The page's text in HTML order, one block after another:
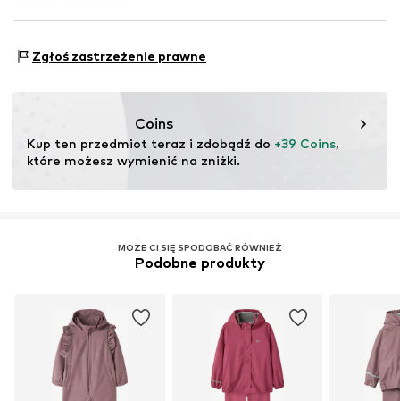
(pre- lub postkonsumenckie). Korzystanie z materiałów
zapotrzebowanie na surowce, uniknąć odpadów i chronić
Więcej
Funkcje: Odblaskowe
Zespół: Zapięcia z przodu
Zgłoś zastrzeżenie prawne
Coins
Kup ten przedmiot teraz i zdobądź do +39 Coins,
które możesz wymienić na zniżki.
MOŻE CI SIĘ SPODOBAĆ RÓWNIEŻ
Podobne produkty